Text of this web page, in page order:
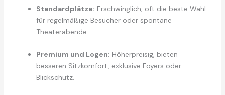
Standardplätze: Erschwinglich, oft die beste Wahl
für regelmäßige Besucher oder spontane
Theaterabende.
Premium und Logen: Höherpreisig, bieten
besseren Sitzkomfort, exklusive Foyers oder
Blickschutz.